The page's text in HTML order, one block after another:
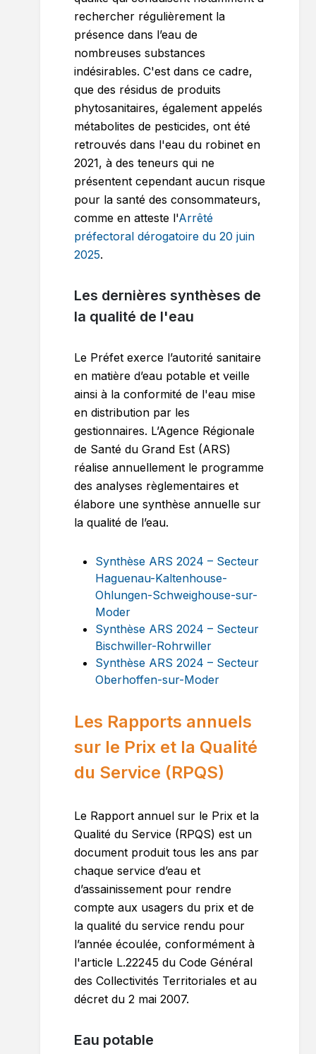
rechercher régulièrement la
présence dans l’eau de
nombreuses substances
indésirables. C'est dans ce cadre,
que des résidus de produits
phytosanitaires, également appelés
métabolites de pesticides, ont été
retrouvés dans l'eau du robinet en
2021, à des teneurs qui ne
présentent cependant aucun risque
pour la santé des consommateurs,
comme en atteste l'Arrêté
préfectoral dérogatoire du 20 juin
2025.
Les dernières synthèses de
la qualité de l'eau
Le Préfet exerce l’autorité sanitaire
en matière d’eau potable et veille
ainsi à la conformité de l'eau mise
en distribution par les
gestionnaires. L’Agence Régionale
de Santé du Grand Est (ARS)
réalise annuellement le programme
des analyses règlementaires et
élabore une synthèse annuelle sur
la qualité de l’eau.
Synthèse ARS 2024 – Secteur
Haguenau-Kaltenhouse-
Ohlungen-Schweighouse-sur-
Moder
Synthèse ARS 2024 – Secteur
Bischwiller-Rohrwiller
Synthèse ARS 2024 – Secteur
Oberhoffen-sur-Moder
Les Rapports annuels
sur le Prix et la Qualité
du Service (RPQS)
Le Rapport annuel sur le Prix et la
Qualité du Service (RPQS) est un
document produit tous les ans par
chaque service d’eau et
d’assainissement pour rendre
compte aux usagers du prix et de
la qualité du service rendu pour
l’année écoulée, conformément à
l'article L.22245 du Code Général
des Collectivités Territoriales et au
décret du 2 mai 2007.
Eau potable